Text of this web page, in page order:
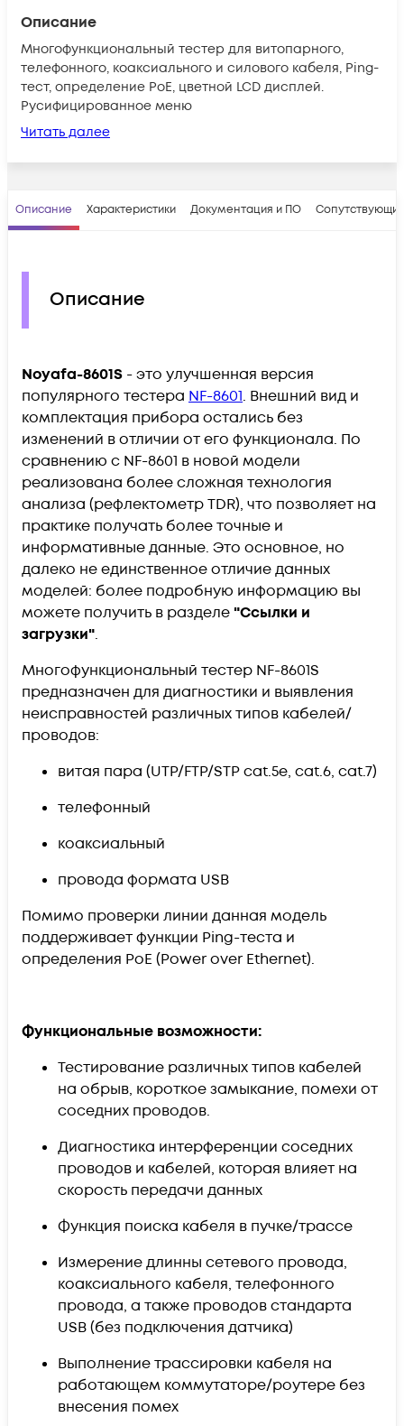
Описание
Многофункциональный тестер для витопарного,
телефонного, коаксиального и силового кабеля, Ping-
тест, определение PoE, цветной LCD дисплей.
Русифицированное меню
Читать далее
Описание Характеристики Документация и ПО
Описание
Noyafa-8601S - это улучшенная версия
популярного тестера NF-8601. Внешний вид и
комплектация прибора остались без
изменений в отличии от его функционала. По
сравнению с NF-8601 в новой модели
реализована более сложная технология
анализа (рефлектометр TDR), что позволяет на
практике получать более точные и
информативные данные. Это основное, но
далеко не единственное отличие данных
моделей: более подробную информацию вы
можете получить в разделе "Ссылки и
загрузки".
Многофункциональный тестер NF-8601S
предназначен для диагностики и выявления
неисправностей различных типов кабелей/
проводов:
витая пара (UTP/FTP/STP cat.5e, cat.6, cat.7)
телефонный
коаксиальный
провода формата USB
Помимо проверки линии данная модель
поддерживает функции Ping-теста и
определения PoE (Power over Ethernet).
Функциональные возможности:
Тестирование различных типов кабелей
на обрыв, короткое замыкание, помехи от
соседних проводов.
Диагностика интерференции соседних
проводов и кабелей, которая влияет на
скорость передачи данных
Функция поиска кабеля в пучке/трассе
Измерение длинны сетевого провода,
коаксиального кабеля, телефонного
провода, а также проводов стандарта
USB (без подключения датчика)
Выполнение трассировки кабеля на
работающем коммутаторе/роутере без
внесения помех